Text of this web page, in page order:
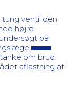
ventil den
højre
på
om brud.
aflastning af